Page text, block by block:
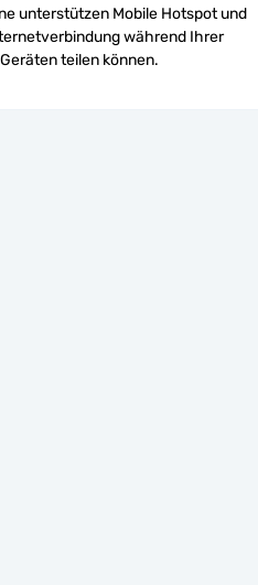
unterstützen Mobile Hotspot und
während Ihrer
teilen können.